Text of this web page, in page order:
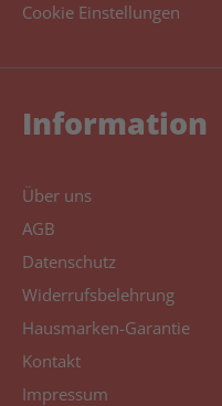
Cookie Einstellungen
Information
Über uns
AGB
Datenschutz
Widerrufsbelehrung
Hausmarken-Garantie
Kontakt
Impressum